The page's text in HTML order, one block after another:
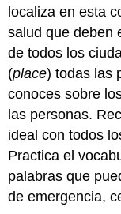
localiza en esta
salud que deben
de todos los
(place) todas las
conoces sobre
las personas.
ideal con todos
Practica el
palabras que
de emergencia,